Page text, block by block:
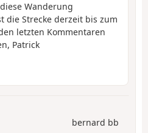
Wanderung
die Strecke derzeit bis zum
letzten Kommentaren
Patrick
bernard bb